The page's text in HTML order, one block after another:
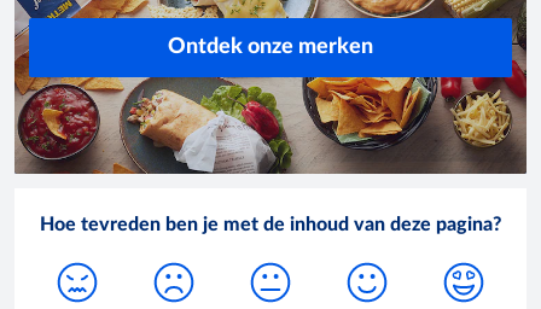
Ontdek onze merken
Hoe tevreden ben je met de inhoud van deze pagina?